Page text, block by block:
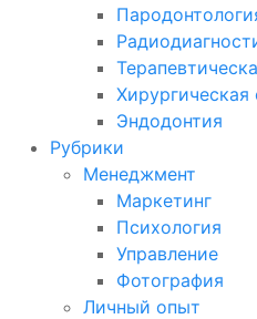
Хирургическая
Эндодонтия
Рубрики
Менеджмент
Маркетинг
Психология
Управление
Фотография
Личный опыт